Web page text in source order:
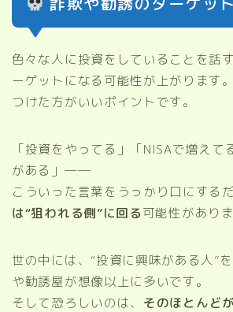
色々な人に投資をしていることを話
ーゲットになる可能性が上がります
つけた方がいいポイントです。
「投資をやってる」「NISAで増えて
がある」──
こういった言葉をうっかり口にするだ
は“狙われる側”に回る可能性がありま
世の中には、“投資に興味がある人”
や勧誘屋が想像以上に多いです。
そして恐ろしいのは、 そのほとんど